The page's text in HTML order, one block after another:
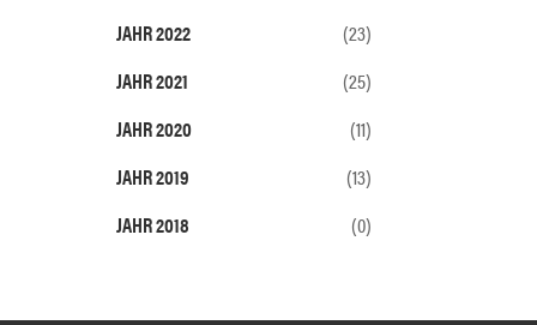
JAHR 2022
(23)
JAHR 2021
(25)
JAHR 2020
(11)
JAHR 2019
(13)
JAHR 2018
(0)